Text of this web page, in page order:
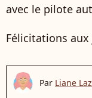
avec le pilote
Félicitations
Par Liane